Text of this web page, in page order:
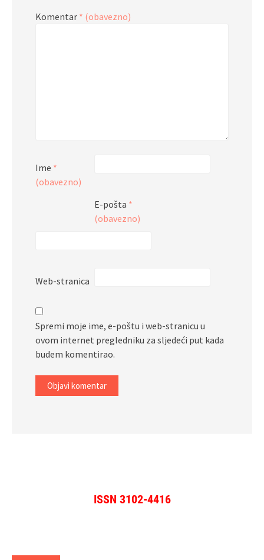
Komentar * (obavezno)
Ime *
(obavezno)
E-pošta *
(obavezno)
Web-stranica
Spremi moje ime, e-poštu i web-stranicu u
ovom internet pregledniku za sljedeći put kada
budem komentirao.
ISSN 3102-4416